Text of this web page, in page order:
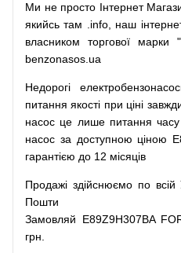
Ми не просто Інтернет
якийсь там .info, наш
власником
торгової марки "
benzonasos.ua
Недорогі
питання якості при ціні
насос це лише питання часу
насос за доступною ціною
гарантією до 12 місяців
Продажі здійснюємо по всій
Пошти
Замовляй E89Z9H307BA
грн.